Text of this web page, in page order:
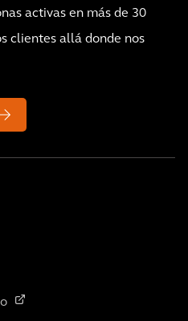
activas en más de 30
clientes allá donde nos